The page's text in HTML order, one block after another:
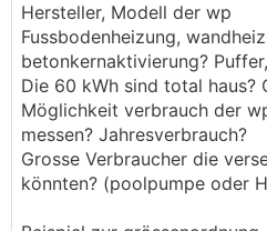
Hersteller, Modell der wp
Fussbodenheizung,
betonkernaktivierung?
Die 60 kWh sind total haus?
Möglichkeit verbrauch der
messen? Jahresverbrauch?
Grosse Verbraucher die
könnten? (poolpumpe oder